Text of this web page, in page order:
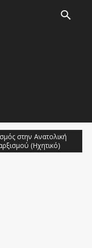
στην Ανατολική
(Ηχητικό)